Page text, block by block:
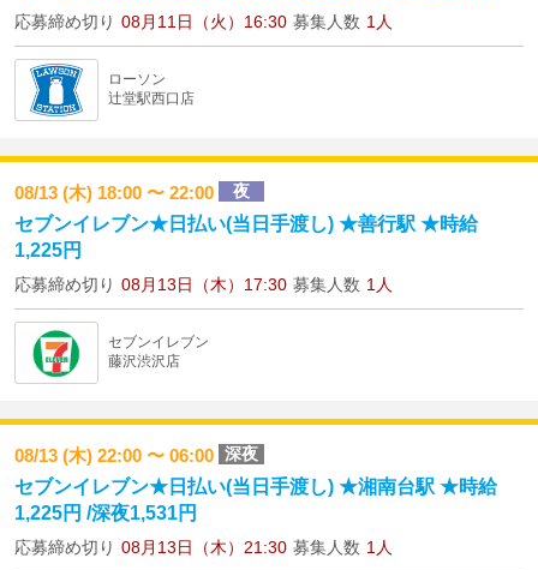
応募締め切り 08月11日（火）16:30 募集人数 1人
ローソン
辻堂駅西口店
08/13 (木) 18:00 〜 22:00 夜
セブンイレブン★日払い(当日手渡し) ★善行駅 ★時給
1,225円
応募締め切り 08月13日（木）17:30 募集人数 1人
セブンイレブン
藤沢渋沢店
08/13 (木) 22:00 〜 06:00 深夜
セブンイレブン★日払い(当日手渡し) ★湘南台駅 ★時給
1,225円 /深夜1,531円
応募締め切り 08月13日（木）21:30 募集人数 1人